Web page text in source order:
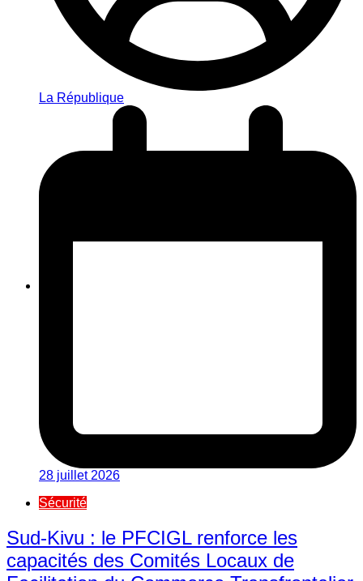
La République
28 juillet 2026
Sécurité
Sud-Kivu : le PFCIGL renforce les
capacités des Comités Locaux de